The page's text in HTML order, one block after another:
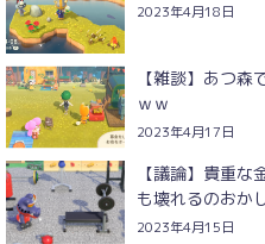
2023年4月18日
【雑談】あつ
ｗｗ
2023年4月17日
【議論】貴重
も壊れるのおか
2023年4月15日